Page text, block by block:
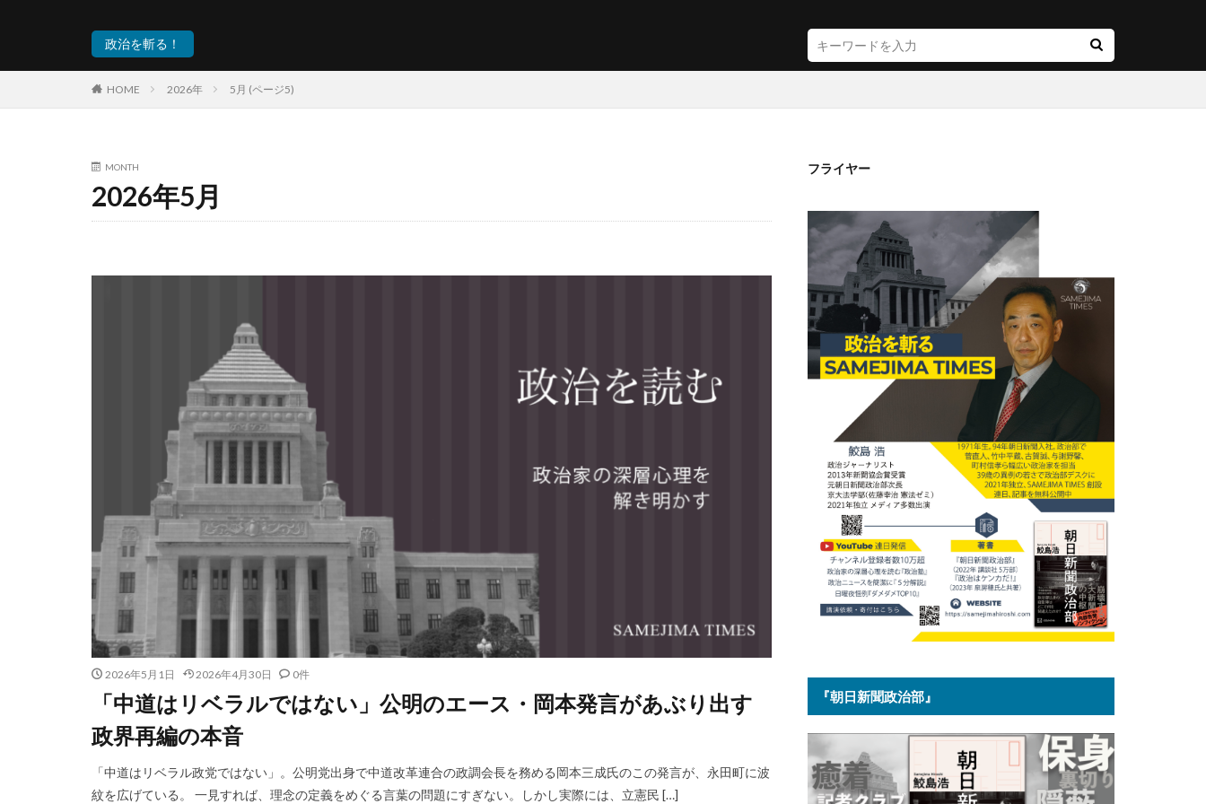
政治を斬る！
HOME 2026年 5月 (ページ5)
MONTH
2026年5月
2026年5月1日 2026年4月30日 0件
「中道はリベラルではない」公明のエース・岡本発言があぶり出す
政界再編の本音
「中道はリベラル政党ではない」。公明党出身で中道改革連合の政調会長を務める岡本三成氏のこの発言が、永田町に波
紋を広げている。 一見すれば、理念の定義をめぐる言葉の問題にすぎない。しかし実際には、立憲民 […]
フライヤー
『朝日新聞政治部』